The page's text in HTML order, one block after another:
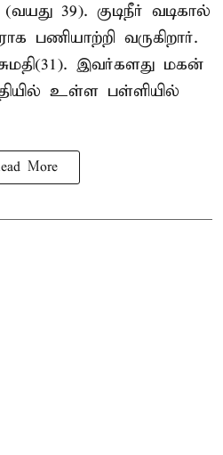
39). குடிநீர் வடிகால்
பணியாற்றி வருகிறார்.
இவர்களது மகன்
உள்ள பள்ளியில்
More